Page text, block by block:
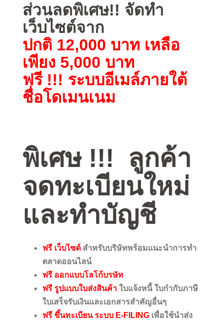
ส่วนลดพิเศษ!! จัดทำ
เว็บไซต์จาก
ปกติ 12,000 บาท เหลือ
เพียง 5,000 บาท
ฟรี !!! ระบบอีเมล์ภายใต้
ชื่อโดเมนเนม
พิเศษ !!! ลูกค้า
จดทะเบียนใหม่
และทำบัญชี
ฟรี เว็บไซต์ สำหรับบริษัทพร้อมแนะนำการทำ
ตลาดออนไลน์
ฟรี ออกแบบโลโก้บรษัท
ฟรี รูปแบบใบส่งสินค้า ใบแจ้งหนี้ ใบกำกับภาษี
ใบเสร็จรับเงินและเอกสารสำคัญอื่นๆ
ฟรี ขึ้นทะเบียน ระบบ E-FILING เพื่อใช้นำส่ง